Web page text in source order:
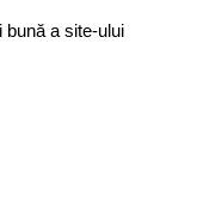
bună a site-ului